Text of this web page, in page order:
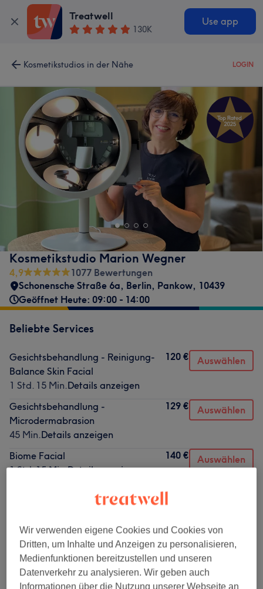
Treatwell
130K
Use app
Kosmetikstudios in der Nähe LOGIN
Kosmetikstudio Marion Wegner
4,9
1077 Bewertungen
Schonensche Straße 6a, Berlin, Pankow, 10439
Geöffnet Heute: 09:00 - 14:00
Beliebte Services
Gesichtsbehandlung - Reinigung-
Balance Skin Facial
1 Std. 15 Min.Details anzeigen
120 € Auswählen
Gesichtsbehandlung -
Microdermabrasion
45 Min.Details anzeigen
129 € Auswählen
Biome Facial
1 Std. 15 Min.Details anzeigen
140 € Auswählen
Kostenloses Erstberatungsgespräch
( incl. Hautanalyse) mit
Gesichtsbehandlung
2 Std.Details anzeigen
130 €
Hydrate Facial Glow
1 Std. 30 Min.Details anzeigen
145 € Auswählen
Wir verwenden eigene Cookies und Cookies von
Dritten, um Inhalte und Anzeigen zu personalisieren,
Medienfunktionen bereitzustellen und unseren
Datenverkehr zu analysieren. Wir geben auch
Informationen über die Nutzung unserer Webseite an